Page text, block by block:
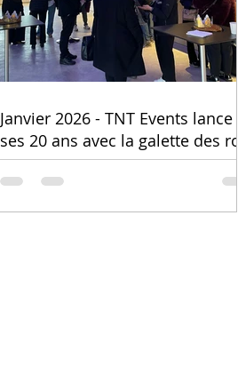
Janvier 2026 - TNT Events lance
ses 20 ans avec la galette des